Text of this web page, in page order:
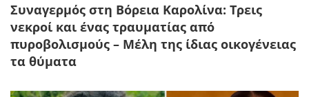
Συναγερμός στη Βόρεια Καρολίνα: Τρεις
νεκροί και ένας τραυματίας από
πυροβολισμούς – Μέλη της ίδιας οικογένειας
τα θύματα